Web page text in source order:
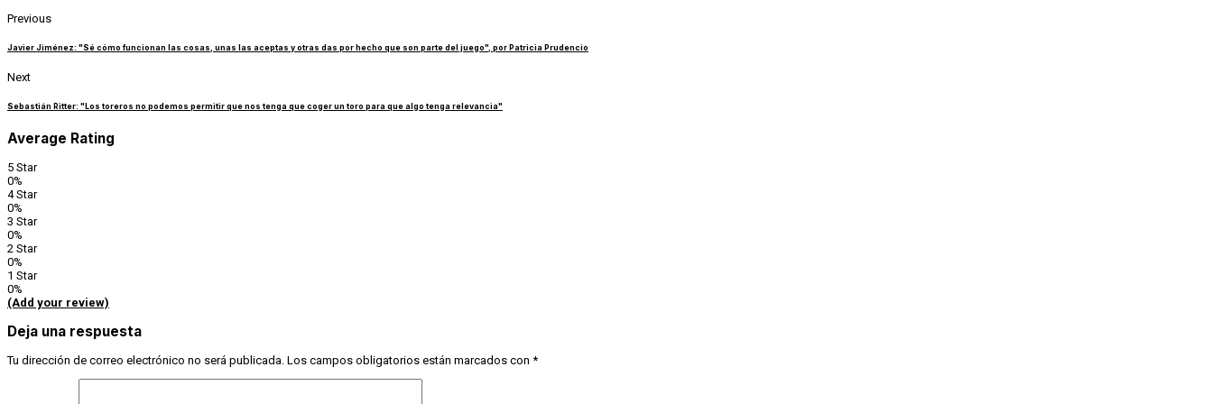
Previous
Javier Jiménez: "Sé cómo funcionan las cosas, unas las aceptas y otras das por hecho que son parte del juego", por Patricia Prudencio
Next
Sebastián Ritter: "Los toreros no podemos permitir que nos tenga que coger un toro para que algo tenga relevancia"
Average Rating
5 Star
0%
4 Star
0%
3 Star
0%
2 Star
0%
1 Star
0%
(Add your review)
Deja una respuesta
Tu dirección de correo electrónico no será publicada. Los campos obligatorios están marcados con *